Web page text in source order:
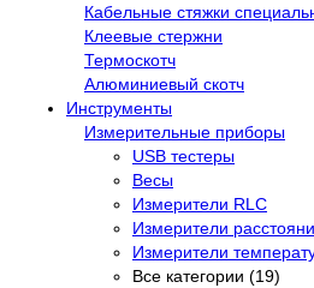
Кабельные стяжки
Клеевые стержни
Термоскотч
Алюминиевый скотч
Инструменты
Измерительные приборы
USB тестеры
Весы
Измерители RLC
Измерители
Измерители
Все категории (19)